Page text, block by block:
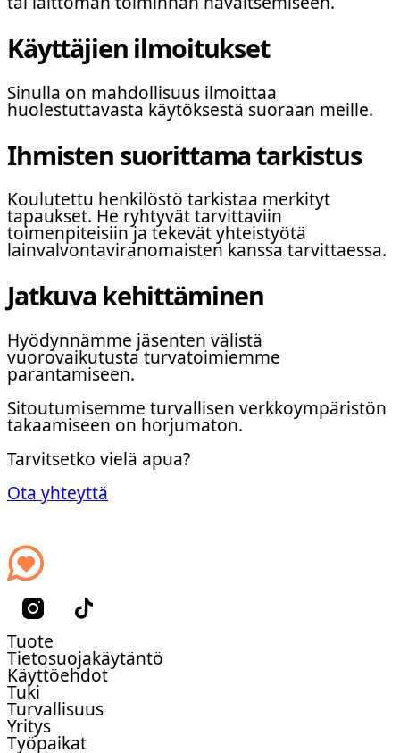
Käyttäjien ilmoitukset
Sinulla on mahdollisuus ilmoittaa
huolestuttavasta käytöksestä suoraan meille.
Ihmisten suorittama tarkistus
Koulutettu henkilöstö tarkistaa merkityt
tapaukset. He ryhtyvät tarvittaviin
toimenpiteisiin ja tekevät yhteistyötä
lainvalvontaviranomaisten kanssa tarvittaessa.
Jatkuva kehittäminen
Hyödynnämme jäsenten välistä
vuorovaikutusta turvatoimiemme
parantamiseen.
Sitoutumisemme turvallisen verkkoympäristön
takaamiseen on horjumaton.
Tarvitsetko vielä apua?
Ota yhteyttä
Tuote
Tietosuojakäytäntö
Käyttöehdot
Tuki
Turvallisuus
Yritys
Työpaikat